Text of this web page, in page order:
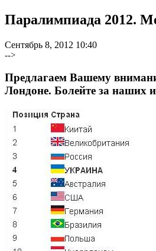
Паралимпиада 2012.
Сентябрь 8, 2012 10:40
-->
Предлагаем Вашему
Лондоне. Болейте за наших